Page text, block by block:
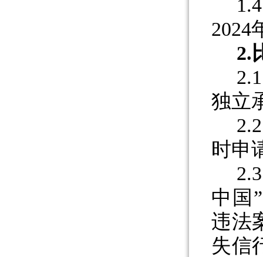
2024
2.
2.
独立
2.2
时申
2.3
中国
违法
失信